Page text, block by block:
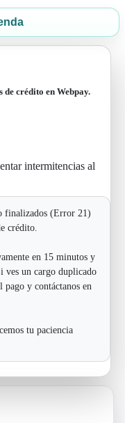
de crédito en Webpay.
intermitencias al
finalizados (Error 21)
crédito.
en 15 minutos y
ves un cargo duplicado
y contáctanos en
tu paciencia